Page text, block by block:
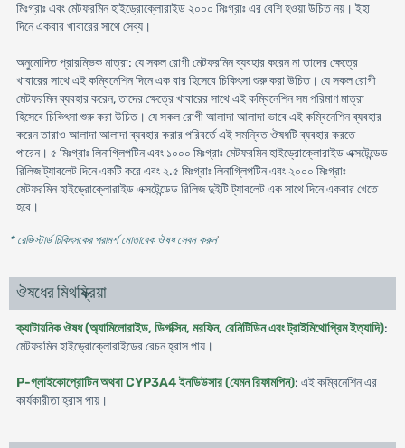
মিঃগ্রাঃ এবং মেটফরমিন হাইড্রোক্লোরাইড ২০০০ মিঃগ্রাঃ এর বেশি হওয়া উচিত নয়। ইহা
দিনে একবার খাবারের সাথে সেব্য।
অনুমোদিত প্রারম্ভিক মাত্রা: যে সকল রোগী মেটফরমিন ব্যবহার করেন না তাদের ক্ষেত্রে
খাবারের সাথে এই কম্বিনেশিন দিনে এক বার হিসেবে চিকিৎসা শুরু করা উচিত। যে সকল রোগী
মেটফরমিন ব্যবহার করেন, তাদের ক্ষেত্রে খাবারের সাথে এই কম্বিনেশিন সম পরিমাণ মাত্রা
হিসেবে চিকিৎসা শুরু করা উচিত। যে সকল রোগী আলাদা আলাদা ভাবে এই কম্বিনেশিন ব্যবহার
করেন তারাও আলাদা আলাদা ব্যবহার করার পরিবর্তে এই সমন্বিত ঔষধটি ব্যবহার করতে
পারেন। ৫ মিঃগ্রাঃ লিনাগ্লিপটিন এবং ১০০০ মিঃগ্রাঃ মেটফরমিন হাইড্রোক্লোরাইড এক্সটেন্ডেড
রিলিজ ট্যাবলেট দিনে একটি করে এবং ২.৫ মিঃগ্রাঃ লিনাগ্লিপটিন এবং ২০০০ মিঃগ্রাঃ
মেটফরমিন হাইড্রোক্লোরাইড এক্সটেন্ডেড রিলিজ দুইটি ট্যাবলেট এক সাথে দিনে একবার খেতে
হবে।
* রেজিস্টার্ড চিকিৎসকের পরামর্শ মোতাবেক ঔষধ সেবন করুন'
ঔষধের মিথষ্ক্রিয়া
ক্যাটায়নিক ঔষধ (অ্যামিলোরাইড, ডিগক্সিন, মরফিন, রেনিটিডিন এবং ট্রাইমিথোপ্রিম ইত্যাদি):
মেটফরমিন হাইড্রোক্লোরাইডের রেচন হ্রাস পায়।
P-গ্লাইকোপ্রোটিন অথবা CYP3A4 ইনডিউসার (যেমন রিফামপিন): এই কম্বিনেশিন এর
কার্যকারীতা হ্রাস পায়।